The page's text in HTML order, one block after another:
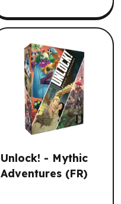
Unlock! - Mythic
Adventures (FR)